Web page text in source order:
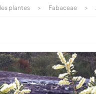
plantes > Fabaceae >